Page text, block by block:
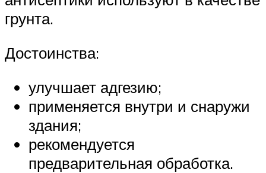
грунта.
Достоинства:
улучшает адгезию;
применяется внутри и снаружи
здания;
рекомендуется
предварительная обработка.